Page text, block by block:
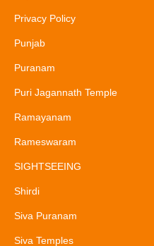
Privacy Policy
Punjab
Puranam
Puri Jagannath Temple
Ramayanam
Rameswaram
SIGHTSEEING
Shirdi
Siva Puranam
Siva Temples